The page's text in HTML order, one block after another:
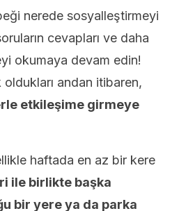
nerede sosyalleştirmeyi
cevapları ve daha
okumaya devam edin!
andan itibaren,
etkileşime girmeye
haftada en az bir kere
ile birlikte başka
bir yere ya da parka